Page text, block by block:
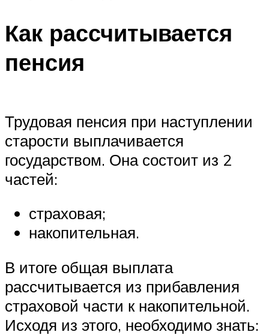
Как рассчитывается
пенсия
Трудовая пенсия при наступлении
старости выплачивается
государством. Она состоит из 2
частей:
страховая;
накопительная.
В итоге общая выплата
рассчитывается из прибавления
страховой части к накопительной.
Исходя из этого, необходимо знать: